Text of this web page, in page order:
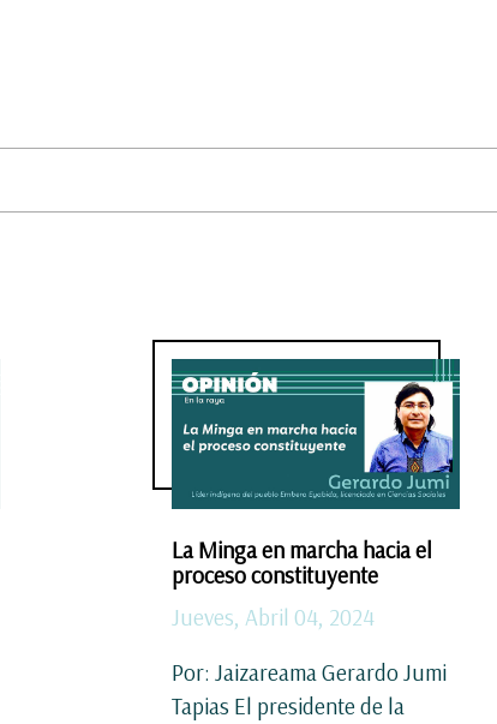
La Minga en marcha hacia el
proceso constituyente
Jueves, Abril 04, 2024
Por: Jaizareama Gerardo Jumi
Tapias El presidente de la